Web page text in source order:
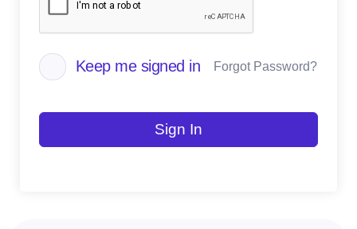
Keep me signed in Forgot Password?
Sign In